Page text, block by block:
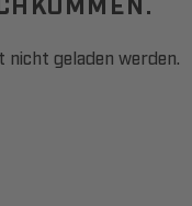
geladen werden.